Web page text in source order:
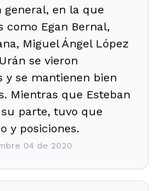
general, en la que
como Egan Bernal,
Miguel Ángel López
se vieron
y se mantienen bien
Mientras que Esteban
parte, tuvo que
y posiciones.
04 de 2020